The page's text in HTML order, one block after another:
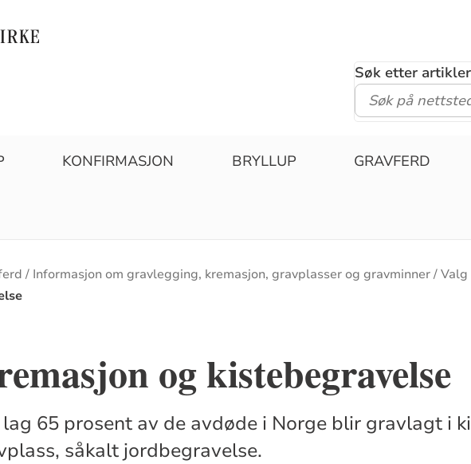
Søk etter
KONFIRMASJON BRYLLUP GRAVFERD
Informasjon om gravlegging, kremasjon, gravplasser og gravminner
og kistebegravelse
lag 65 prosent av de avdøde i Norge blir gravlagt i
såkalt jordbegravelse.